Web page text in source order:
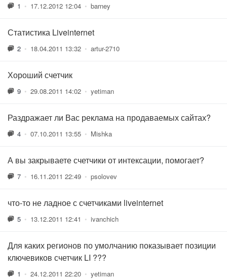
1 • 17.12.2012 12:04 • barney
Статистика Liveinternet
2 • 18.04.2011 13:32 • artur-2710
Хороший счетчик
9 • 29.08.2011 14:02 • yetiman
Раздражает ли Вас реклама на продаваемых сайтах?
4 • 07.10.2011 13:55 • Mishka
А вы закрываете счетчики от интексации, помогает?
7 • 16.11.2011 22:49 • psolovev
что-то не ладное с счетчиками liveinternet
5 • 13.12.2011 12:41 • ivanchich
Для каких регионов по умолчанию показывает позиции
ключевиков счетчик LI ???
1 • 24.12.2011 22:20 • yetiman